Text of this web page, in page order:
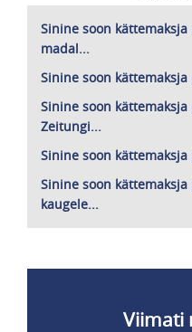
Sinine soon kättemaksja
madal...
Sinine soon
Sinine soon
Zeitungi...
Sinine soon
Sinine soon
kaugele...
Viimati